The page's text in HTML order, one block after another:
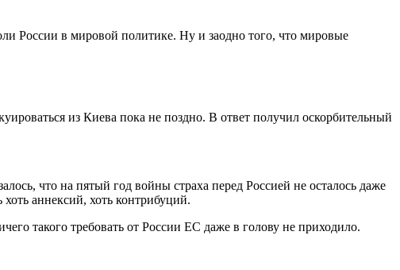
России в мировой политике. Ну и заодно того, что мировые
из Киева пока не поздно. В ответ получил оскорбительный
что на пятый год войны страха перед Россией не осталось даже
аннексий, хоть контрибуций.
такого требовать от России ЕС даже в голову не приходило.